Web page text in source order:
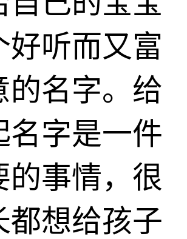
好听而又富
的名字。给
名字是一件
的事情，很
都想给孩子